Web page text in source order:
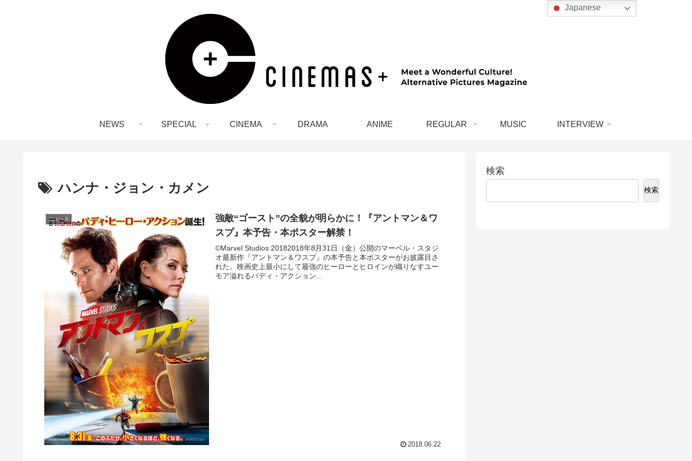
NEWS SPECIAL CINEMA DRAMA ANIME REGULAR MUSIC INTERVIEW
ハンナ・ジョン・カメン
ニュース
強敵“ゴースト”の全貌が明らかに！『アントマン＆ワ
スプ』本予告・本ポスター解禁！
©Marvel Studios 20182018年8月31日（金）公開のマーベル・スタジ
オ最新作『アントマン＆ワスプ』の本予告と本ポスターがお披露目さ
れた。映画史上最小にして最強のヒーローとヒロインが織りなすユー
モア溢れるバディ・アクション...
2018.06.22
検索
検索
Japanese